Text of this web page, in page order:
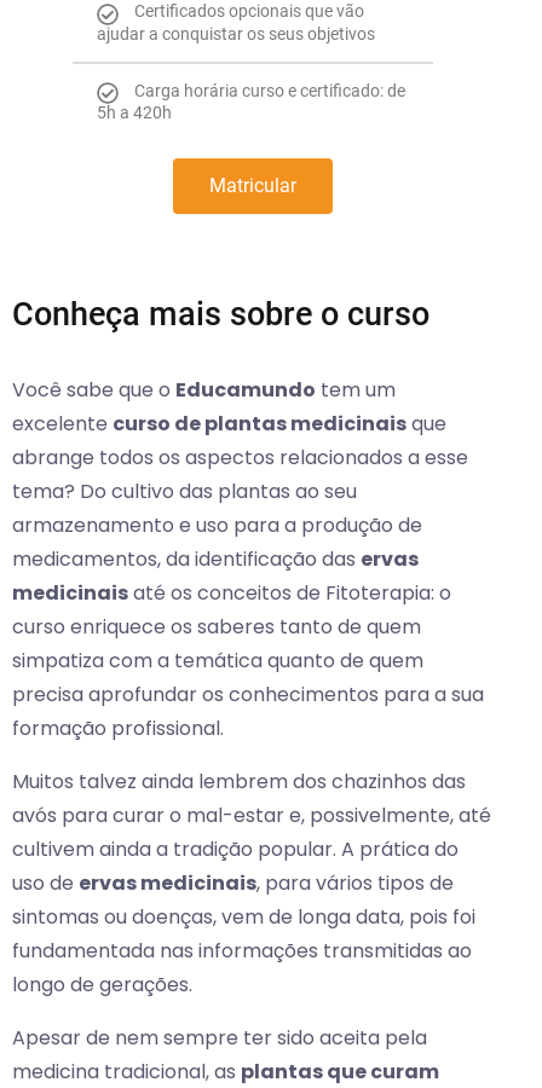
Certificados opcionais que vão
ajudar a conquistar os seus objetivos
Carga horária curso e certificado: de
5h a 420h
Matricular
Conheça mais sobre o curso
Você sabe que o Educamundo tem um
excelente curso de plantas medicinaisque
abrange todos os aspectos relacionados a esse
tema? Do cultivo das plantas ao seu
armazenamento e uso para a produção de
medicamentos, da identificação das ervas
medicinaisaté os conceitos de Fitoterapia: o
curso enriquece os saberes tanto de quem
simpatiza com a temática quanto de quem
precisa aprofundar os conhecimentos para a sua
formação profissional.
Muitos talvez ainda lembrem dos chazinhos das
avós para curar o mal-estar e, possivelmente, até
cultivem ainda a tradição popular. A prática do
uso de ervas medicinais, para vários tipos de
sintomas ou doenças, vem de longa data, pois foi
fundamentada nas informações transmitidas ao
longo de gerações.
Apesar de nem sempre ter sido aceita pela
medicina tradicional, as plantas que curam